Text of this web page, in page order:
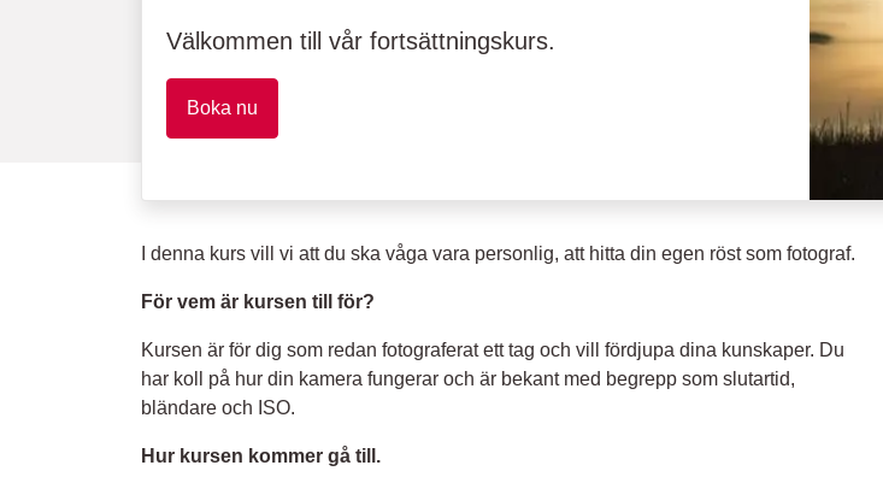
Välkommen till vår fortsättningskurs.
Boka nu
I denna kurs vill vi att du ska våga vara personlig, att hitta din egen röst som fotograf.
För vem är kursen till för?
Kursen är för dig som redan fotograferat ett tag och vill fördjupa dina kunskaper. Du
har koll på hur din kamera fungerar och är bekant med begrepp som slutartid,
bländare och ISO.
Hur kursen kommer gå till.